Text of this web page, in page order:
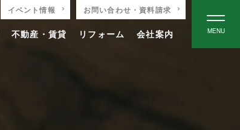
イベント情報 お問い合わせ・資料請求
不動産・賃貸 リフォーム 会社案内 MENU